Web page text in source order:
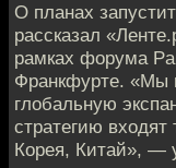
О планах
рассказал
рамках форума
Франкфурте. «Мы
глобальную
стратегию
Корея, Китай», —